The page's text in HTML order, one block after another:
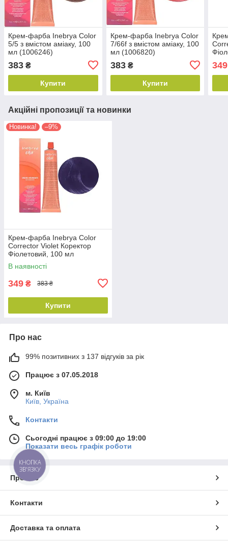
Крем-фарба Inebrya Сolor
5/5 з вмiстом амiаку, 100
мл (1006246)
383 ₴
Купити
Крем-фарба Inebrya Сolor
7/66f з вмiстом амiаку, 100
мл (1006820)
383₴
Купити
349
Акційні пропозиції та новинки
Новинка! –9%
Крем-фарба Inebrya Сolor
Corrector Violet Коректор
Фіолетовий, 100 мл
(1006681)
В наявності
349 ₴ 383 ₴
Купити
Про нас
99% позитивних з 137 відгуків за рік
Працює з 07.05.2018
м. Київ
Київ, Україна
Контакти
Сьогодні працює з 09:00 до 19:00
Показати весь графік роботи
Про нас
Контакти
Доставка та оплата
КНОПКА
ЗВ'ЯЗКУ